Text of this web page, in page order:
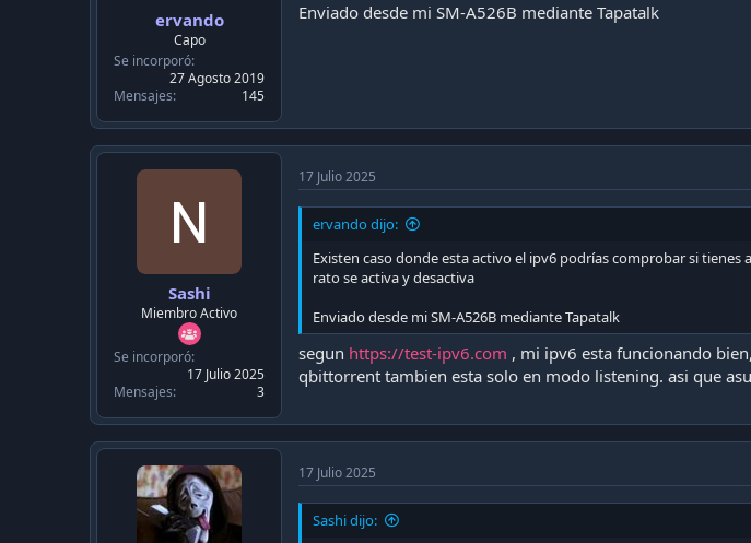
ervando
Capo
Se incorporó
27 Agosto 2019
Mensajes
145
Enviado desde mi SM-A526B mediante Tapatalk
Sashi
Miembro Activo
Se incorporó
17 Julio 2025
Mensajes
3
17 Julio 2025
ervando dijo:
Existen caso donde esta activo el ipv6 podrías comprobar si
rato se activa y desactiva
Enviado desde mi SM-A526B mediante Tapatalk
segun https://test-ipv6.com , mi ipv6 esta funcionando
qbittorrent tambien esta solo en modo listening. asi que
17 Julio 2025
Sashi dijo: